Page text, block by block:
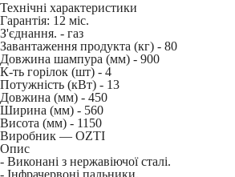
Технічні характеристики
Гарантія: 12 міс.
З'єднання. - газ
Завантаження продукта (кг) - 80
Довжина шампура (мм) - 900
К-ть горілок (шт) - 4
Потужність (кВт) - 13
Довжина (мм) - 450
Ширина (мм) - 560
Висота (мм) - 1150
Виробник — OZTI
Опис
- Виконані з нержавіючої сталі.